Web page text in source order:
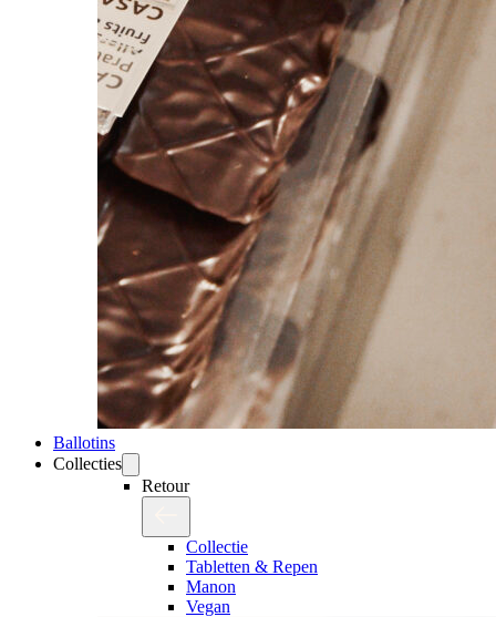
Ballotins
Collecties
Retour
Collectie
Tabletten & Repen
Manon
Vegan